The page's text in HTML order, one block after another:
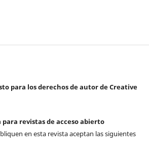
para los derechos de autor de Creative
revistas de acceso abierto
en esta revista aceptan las siguientes